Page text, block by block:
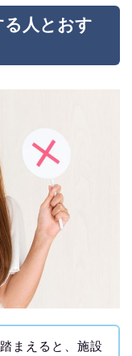
人とおす
まえると、施設